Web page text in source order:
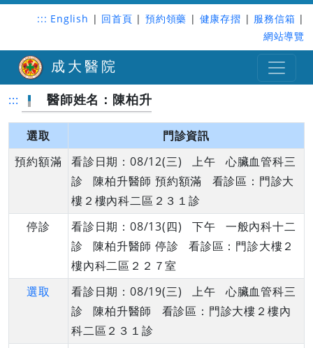
::: English | 回首頁 | 預約領藥 | 健康存摺 | 服務信箱 |
網站導覽
成大醫院
::: 醫師姓名：陳柏升
選取
門診資訊
預約額滿
看診日期：08/12(三) 上午 心臟血管科三
診 陳柏升醫師 預約額滿 看診區：門診大
樓２樓內科二區２３１診
停診
看診日期：08/13(四) 下午 一般內科十二
診 陳柏升醫師 停診 看診區：門診大樓２
樓內科二區２２７室
選取
看診日期：08/19(三) 上午 心臟血管科三
診 陳柏升醫師 看診區：門診大樓２樓內
科二區２３１診